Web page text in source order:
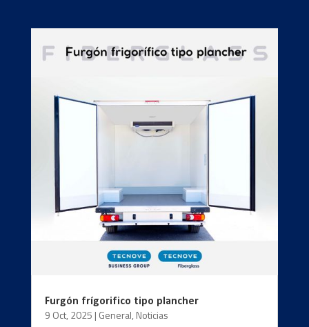
Furgón frígorifico tipo plancher
9 Oct, 2025 | General, Noticias